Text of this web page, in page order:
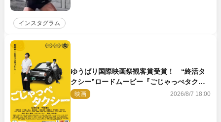
インスタグラム
ゆうばり国際映画祭観客賞受賞！ “終活タ
クシー”ロードムービー『ごじゃっぺタクシ
ー』10月公開＆予告解禁
映画 2026/8/7 18:00